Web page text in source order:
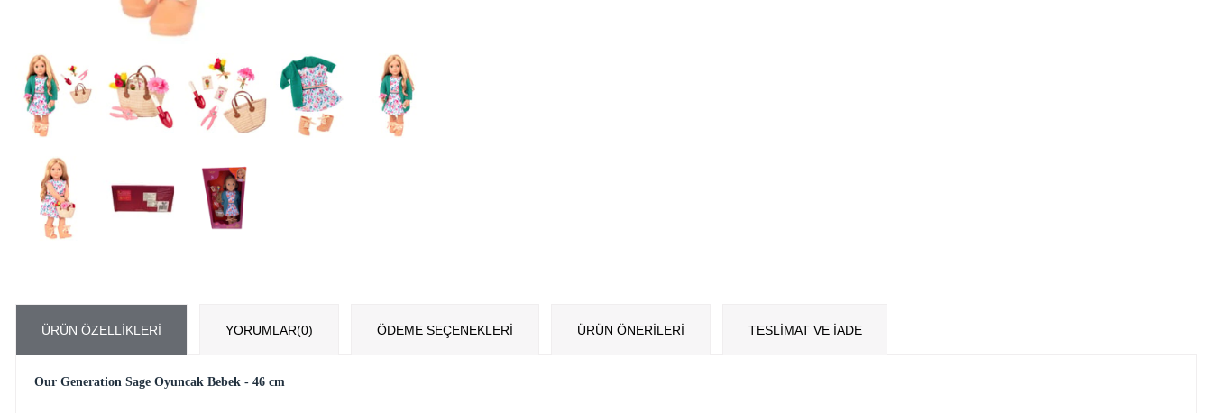
ÜRÜN ÖZELLIKLERI YORUMLAR(0) ÖDEME SEÇENEKLERI ÜRÜN ÖNERILERI TESLİMAT VE İADE
Our Generation Sage Oyuncak Bebek - 46 cm